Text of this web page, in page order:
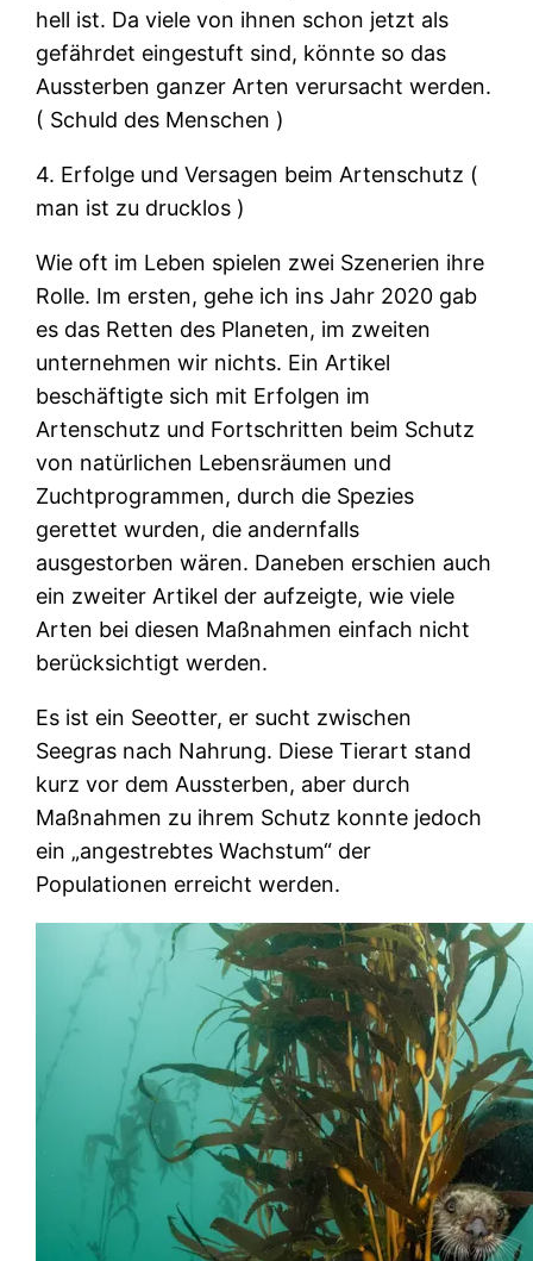
hell ist. Da viele von ihnen schon jetzt als
gefährdet eingestuft sind, könnte so das
Aussterben ganzer Arten verursacht werden.
( Schuld des Menschen )
4. Erfolge und Versagen beim Artenschutz (
man ist zu drucklos )
Wie oft im Leben spielen zwei Szenerien ihre
Rolle. Im ersten, gehe ich ins Jahr 2020 gab
es das Retten des Planeten, im zweiten
unternehmen wir nichts. Ein Artikel
beschäftigte sich mit Erfolgen im
Artenschutz und Fortschritten beim Schutz
von natürlichen Lebensräumen und
Zuchtprogrammen, durch die Spezies
gerettet wurden, die andernfalls
ausgestorben wären. Daneben erschien auch
ein zweiter Artikel der aufzeigte, wie viele
Arten bei diesen Maßnahmen einfach nicht
berücksichtigt werden.
Es ist ein Seeotter, er sucht zwischen
Seegras nach Nahrung. Diese Tierart stand
kurz vor dem Aussterben, aber durch
Maßnahmen zu ihrem Schutz konnte jedoch
ein „angestrebtes Wachstum“ der
Populationen erreicht werden.